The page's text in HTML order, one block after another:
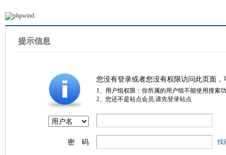
提示信息
您没有登录或者您没有权限访问此页面
1、用户组权限：你所属的用户组不能使用搜索
2、您还不是站点会员,请先登录站点
密 码 找